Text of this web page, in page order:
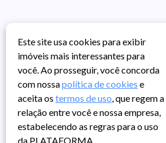
Este site usa cookies para exibir
imóveis mais interessantes para
você. Ao prosseguir, você concorda
com nossapolítica de cookies e
aceita os termos de uso, que regem a
relação entre você e nossa empresa,
estabelecendo as regras para o uso
da PLATAFORMA.